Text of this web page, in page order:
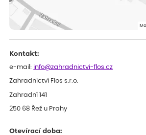
Doporučuji :). Spokojenost, stromky v
my chybělo, bylo komunikování
Kontakt:
e-mail: info@zahradnictvi-flos.cz
Zahradnictví Flos s.r.o.
Zahradní 141
250 68 Řež u Prahy
Otevírací doba: